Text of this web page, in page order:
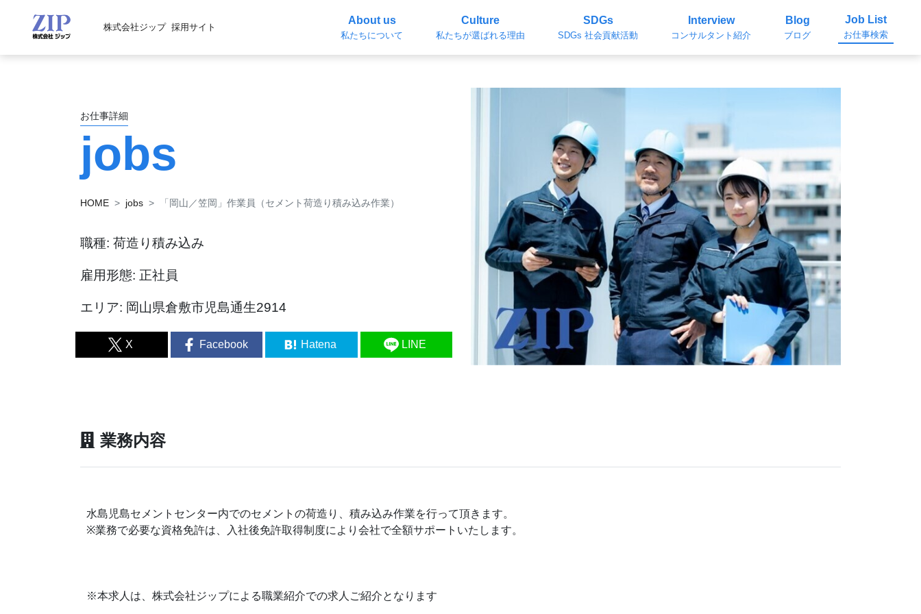
株式会社ジップ 採用サイト
About us
私たちについて
Culture
私たちが選ばれる理由
SDGs
SDGs 社会貢献活動
Interview
コンサルタント紹介
Blog
ブログ
Job List
お仕事検索
お仕事詳細
jobs
HOME jobs 「岡山／笠岡」作業員（セメント荷造り積み込み作業）
職種: 荷造り積み込み
雇用形態: 正社員
エリア: 岡山県倉敷市児島通生2914
X Facebook Hatena LINE
業務内容
水島児島セメントセンター内でのセメントの荷造り、積み込み作業を行って頂きます。
※業務で必要な資格免許は、入社後免許取得制度により会社で全額サポートいたします。
※本求人は、株式会社ジップによる職業紹介での求人ご紹介となります